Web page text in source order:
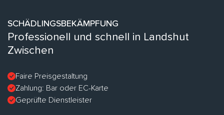
SCHÄDLINGSBEKÄMPFUNG
Professionell und schnell in Landshut
Zwischen
Faire Preisgestaltung
Zahlung: Bar oder EC-Karte
Geprüfte Dienstleister